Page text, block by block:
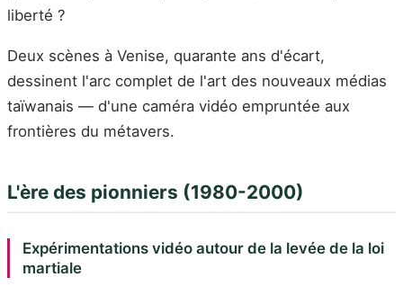
liberté ?
Deux scènes à Venise, quarante ans d'écart,
dessinent l'arc complet de l'art des nouveaux médias
taïwanais — d'une caméra vidéo empruntée aux
frontières du métavers.
L'ère des pionniers (1980-2000)
Expérimentations vidéo autour de la levée de la loi
martiale